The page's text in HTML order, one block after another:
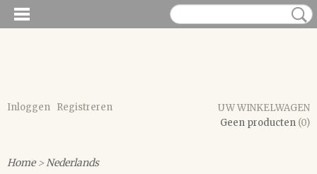
Inloggen Registreren
UW WINKELWAGEN
Geen producten (0)
Home>Nederlands